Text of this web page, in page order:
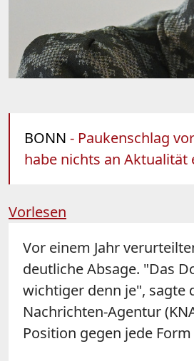
BONN - Paukenschlag
habe nichts an
Vorlesen
Vor einem Jahr
deutliche Absage. "Das
wichtiger denn je", sagte
Nachrichten-Agentur
Position gegen jede